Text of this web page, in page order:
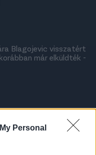
Personal
Blagojevic visszatért
már elküldték -
Debrecen után
A másik ex-Loki-edző